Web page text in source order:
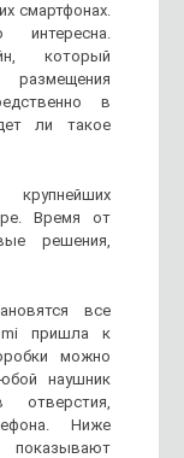
смартфонах.
интересна.
который
в
ли такое
Время от
решения,
все
пришла к
можно
наушник
Ниже